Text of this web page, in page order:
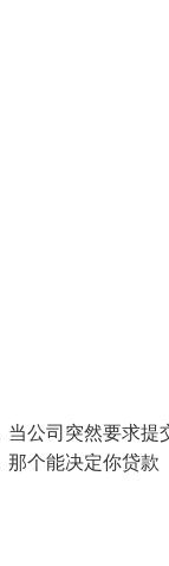
公司突然要求提
个能决定你贷款